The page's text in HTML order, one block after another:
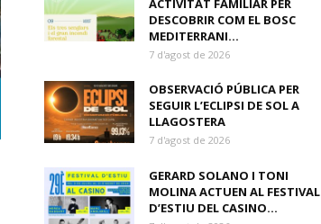
ACTIVITAT FAMILIAR PER
DESCOBRIR COM EL BOSC
MEDITERRANI...
7 d'agost de 2026
OBSERVACIÓ PÚBLICA PER
SEGUIR L’ECLIPSI DE SOL A
LLAGOSTERA
7 d'agost de 2026
GERARD SOLANO I TONI
MOLINA ACTUEN AL FESTIVAL
D’ESTIU DEL CASINO...